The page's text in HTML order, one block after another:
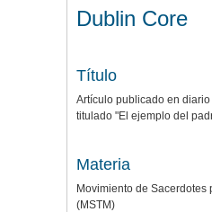
Dublin Core
Título
Artículo publicado en
titulado "El ejemplo del
Materia
Movimiento de Sacerdotes
(MSTM)